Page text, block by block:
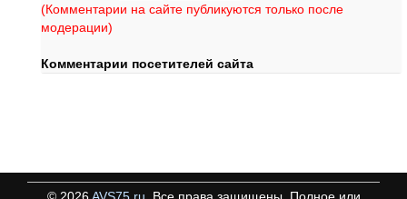
(Комментарии на сайте публикуются только после
модерации)
Комментарии посетителей сайта